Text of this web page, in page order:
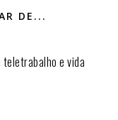
DE...
e vida